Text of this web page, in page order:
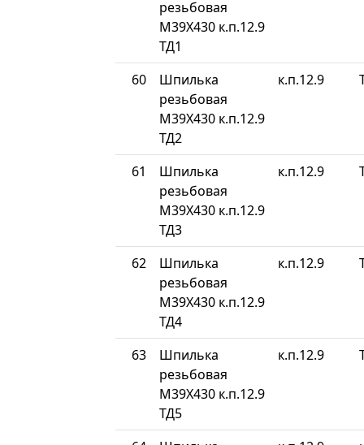
резьбовая
М39Х430 к.п.12.9
ТД1
60
Шпилька
резьбовая
М39Х430 к.п.12.9
ТД2
к.п.12.9
61
Шпилька
резьбовая
М39Х430 к.п.12.9
ТД3
к.п.12.9
62
Шпилька
резьбовая
М39Х430 к.п.12.9
ТД4
к.п.12.9
63
Шпилька
резьбовая
М39Х430 к.п.12.9
ТД5
к.п.12.9